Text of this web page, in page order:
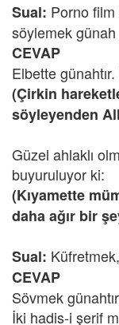
Sual: Porno
söylemek günah
CEVAP
Elbette
(Çirkin
söyleyenden
Güzel ahlaklı
buyuruluyor ki:
(Kıyamette
daha ağır bir
Sual:
CEVAP
Sövmek
İki hadis-i şerif